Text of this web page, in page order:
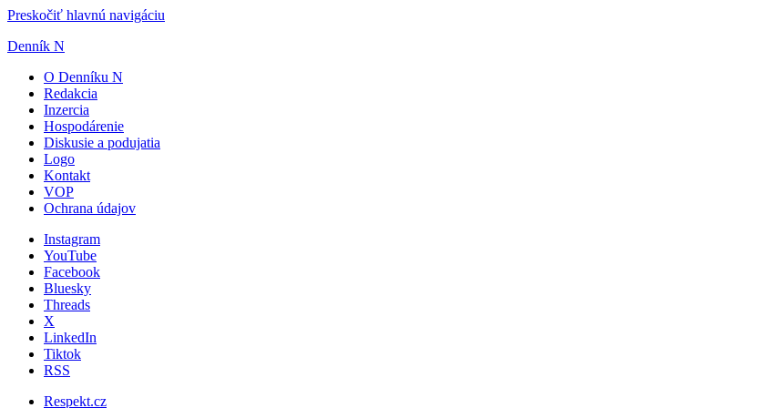
Preskočiť hlavnú navigáciu
Denník N
O Denníku N
Redakcia
Inzercia
Hospodárenie
Diskusie a podujatia
Logo
Kontakt
VOP
Ochrana údajov
Instagram
YouTube
Facebook
Bluesky
Threads
X
LinkedIn
Tiktok
RSS
Respekt.cz